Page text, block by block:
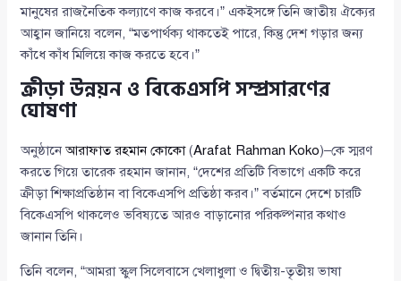
মানুষের রাজনৈতিক কল্যাণে কাজ করবে।” একইসঙ্গে তিনি জাতীয় ঐক্যের
আহ্বান জানিয়ে বলেন, “মতপার্থক্য থাকতেই পারে, কিন্তু দেশ গড়ার জন্য
কাঁধে কাঁধ মিলিয়ে কাজ করতে হবে।”
ক্রীড়া উন্নয়ন ও বিকেএসপি সম্প্রসারণের
ঘোষণা
অনুষ্ঠানেআরাফাত রহমান কোকো(Arafat Rahman Koko)–কে স্মরণ
করতে গিয়ে তারেক রহমান জানান, “দেশের প্রতিটি বিভাগে একটি করে
ক্রীড়া শিক্ষাপ্রতিষ্ঠান বা বিকেএসপি প্রতিষ্ঠা করব।” বর্তমানে দেশে চারটি
বিকেএসপি থাকলেও ভবিষ্যতে আরও বাড়ানোর পরিকল্পনার কথাও
জানান তিনি।
তিনি বলেন, “আমরা স্কুল সিলেবাসে খেলাধুলা ও দ্বিতীয়-তৃতীয় ভাষা